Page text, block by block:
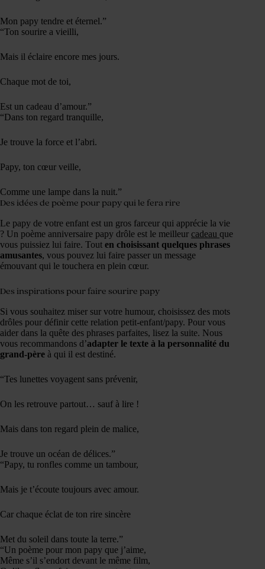
Mon papy tendre et éternel.”
“Ton sourire a vieilli,
Mais il éclaire encore mes jours.
Chaque mot de toi,
Est un cadeau d’amour.”
“Dans ton regard tranquille,
Je trouve la force et l’abri.
Papy, ton cœur veille,
Comme une lampe dans la nuit.”
Des idées de poème pour papy qui le fera rire
Le papy de votre enfant est un gros farceur qui apprécie la vie
? Un poème anniversaire papy drôle est le meilleur cadeau que
vous puissiez lui faire. Tout en choisissant quelques phrases
amusantes, vous pouvez lui faire passer un message
émouvant qui le touchera en plein cœur.
Des inspirations pour faire sourire papy
Si vous souhaitez miser sur votre humour, choisissez des mots
drôles pour définir cette relation petit-enfant/papy. Pour vous
aider dans la quête des phrases parfaites, lisez la suite. Nous
vous recommandons d’adapter le texte à la personnalité du
grand-père à qui il est destiné.
“Tes lunettes voyagent sans prévenir,
On les retrouve partout… sauf à lire !
Mais dans ton regard plein de malice,
Je trouve un océan de délices.”
“Papy, tu ronfles comme un tambour,
Mais je t’écoute toujours avec amour.
Car chaque éclat de ton rire sincère
Met du soleil dans toute la terre.”
“Un poème pour mon papy que j’aime,
Même s’il s’endort devant le même film,